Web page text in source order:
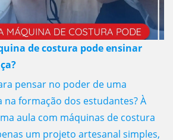
de costura pode ensinar
pensar no poder de uma
formação dos estudantes? À
aula com máquinas de costura
um projeto artesanal simples,